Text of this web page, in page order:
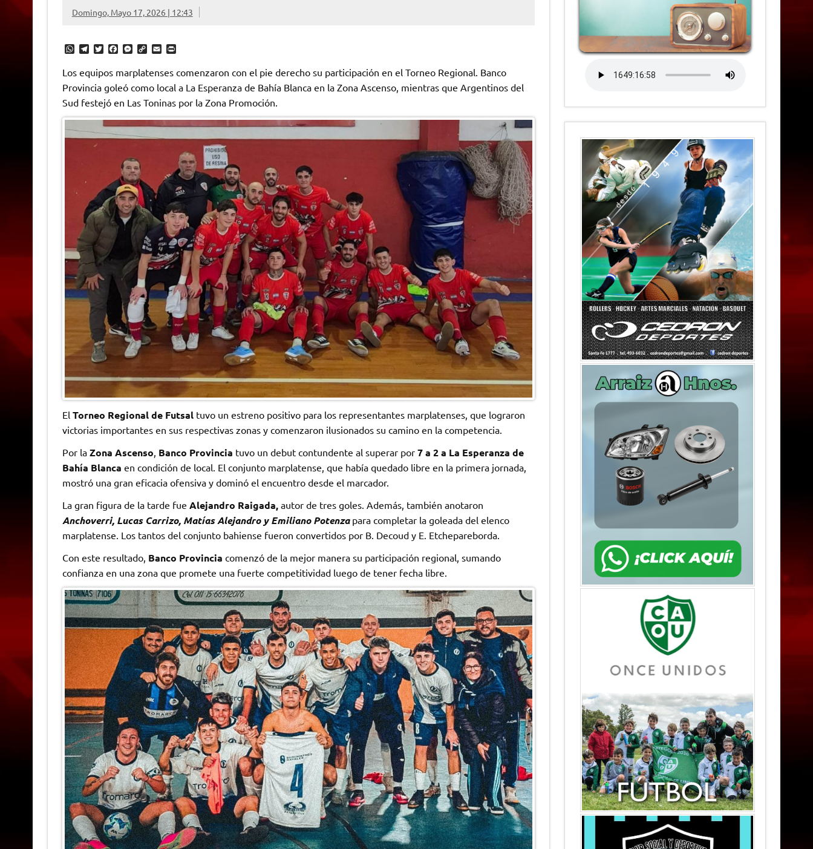
Domingo, Mayo 17, 2026 | 12:43
W
t
s
A
p
p
T
e
g
a
m
T
t
t
e
r
F
e
b
o
k
M
s
e
g
e
r
C
p
y
L
i
n
k
E
i
l
P
n
t
r
i
e
n
y
Los equipos marplatenses comenzaron con el pie derecho su participación en el Torneo Regional. Banco
Provincia goleó como local a La Esperanza de Bahía Blanca en la Zona Ascenso, mientras que Argentinos del
Sud festejó en Las Toninas por la Zona Promoción.
El Torneo Regional de Futsaltuvo un estreno positivo para los representantes marplatenses, que lograron
victorias importantes en sus respectivas zonas y comenzaron ilusionados su camino en la competencia.
Por la Zona Ascenso, Banco Provincia tuvo un debut contundente al superar por 7 a 2 a La Esperanza de
Bahía Blanca en condición de local. El conjunto marplatense, que había quedado libre en la primera jornada,
mostró una gran eficacia ofensiva y dominó el encuentro desde el marcador.
La gran figura de la tarde fue Alejandro Raigada,autor de tres goles. Además, también anotaron
Anchoverri, Lucas Carrizo, Matías Alejandro y Emiliano Potenzapara completar la goleada del elenco
marplatense. Los tantos del conjunto bahiense fueron convertidos por B. Decoud y E. Etchepareborda.
Con este resultado, Banco Provincia comenzó de la mejor manera su participación regional, sumando
confianza en una zona que promete una fuerte competitividad luego de tener fecha libre.